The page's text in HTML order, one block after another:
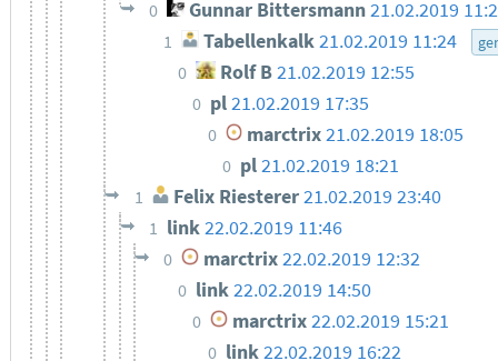
0 Gunnar Bittersmann 21.02.2019
1 Tabellenkalk21.02.2019 11:24
0 Rolf B21.02.2019 12:55
0 pl21.02.2019 17:35
0 marctrix21.02.2019 18:05
0 pl21.02.2019 18:21
1 Felix Riesterer21.02.2019 23:40
1 link22.02.2019 11:46
0 marctrix22.02.2019 12:32
0 link22.02.2019 14:50
0 marctrix22.02.2019 15:21
0 link22.02.2019 16:22